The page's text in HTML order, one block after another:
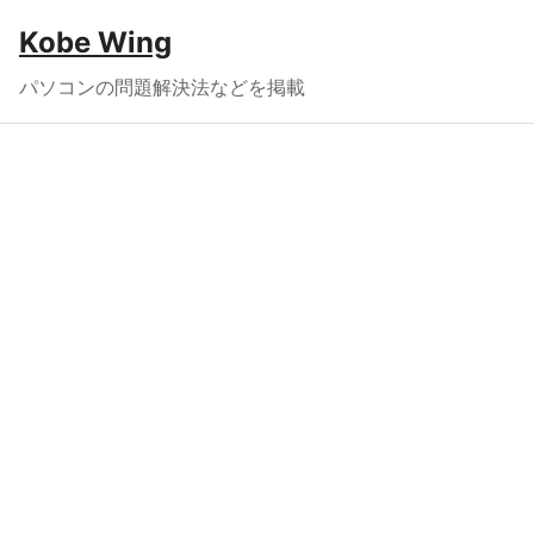
Kobe Wing
パソコンの問題解決法などを掲載